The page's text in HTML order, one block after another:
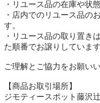
・リユース品の在庫や状
・店内でのリユース品の
す。
・リユース品の取り置き
た順番でお譲りしています
ご理解とご協力をお願い
【商品お取引場所】
ジモティースポット藤沢